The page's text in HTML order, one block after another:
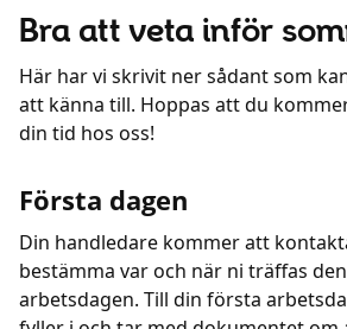
Bra att veta inför
Här har vi skrivit ner sådant som
att känna till. Hoppas att du
din tid hos oss!
Första dagen
Din handledare kommer att
bestämma var och när ni träffas
arbetsdagen. Till din första